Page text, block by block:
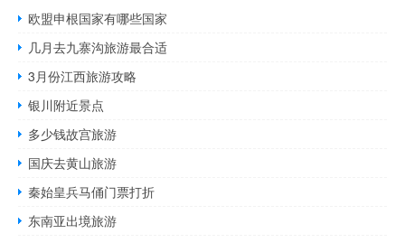
欧盟申根国家有哪些国家
几月去九寨沟旅游最合适
3月份江西旅游攻略
银川附近景点
多少钱故宫旅游
国庆去黄山旅游
秦始皇兵马俑门票打折
东南亚出境旅游